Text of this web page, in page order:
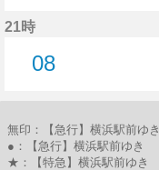
21時
08
無印：【急行】横浜駅前ゆき
●：【急行】横浜駅前ゆき
★：【特急】横浜駅前ゆき